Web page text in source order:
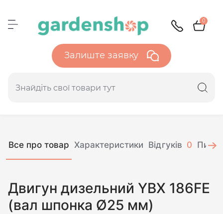
0
Залиште заявку
Все про товар Характеристики Відгуків 0
Двигун дизельний YBX 186FE
(вал шпонка Ø25 мм)